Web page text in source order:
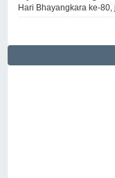
Hari Bhayangkara ke-